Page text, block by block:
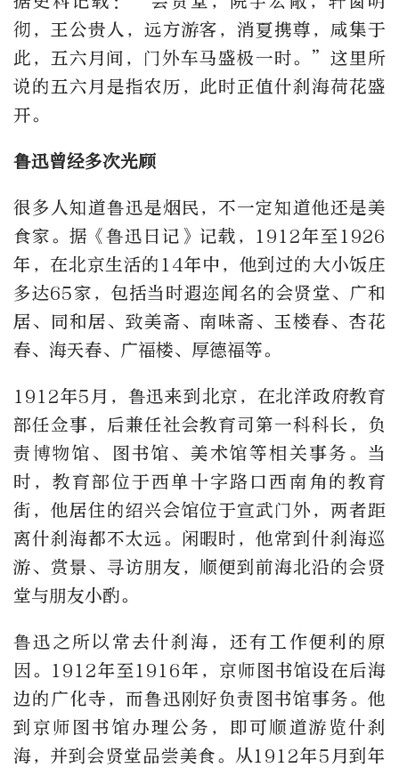
彻，王公贵人，远方游客，消夏携尊，咸集于
此，五六月间，门外车马盛极一时。”这里所
说的五六月是指农历，此时正值什刹海荷花盛
开。
鲁迅曾经多次光顾
很多人知道鲁迅是烟民，不一定知道他还是美
食家。据《鲁迅日记》记载，1912年至1926
年，在北京生活的14年中，他到过的大小饭庄
多达65家，包括当时遐迩闻名的会贤堂、广和
居、同和居、致美斋、南味斋、玉楼春、杏花
春、海天春、广福楼、厚德福等。
1912年5月，鲁迅来到北京，在北洋政府教育
部任佥事，后兼任社会教育司第一科科长，负
责博物馆、图书馆、美术馆等相关事务。当
时，教育部位于西单十字路口西南角的教育
街，他居住的绍兴会馆位于宣武门外，两者距
离什刹海都不太远。闲暇时，他常到什刹海巡
游、赏景、寻访朋友，顺便到前海北沿的会贤
堂与朋友小酌。
鲁迅之所以常去什刹海，还有工作便利的原
因。1912年至1916年，京师图书馆设在后海
边的广化寺，而鲁迅刚好负责图书馆事务。他
到京师图书馆办理公务，即可顺道游览什刹
海，并到会贤堂品尝美食。从1912年5月到年